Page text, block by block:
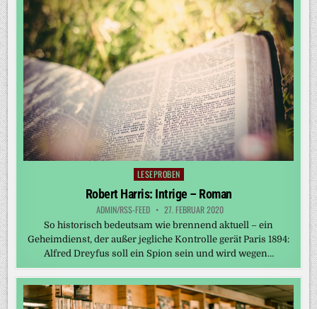
Posted
in
LESEPROBEN
Robert Harris: Intrige – Roman
ADMIN/RSS-FEED 27. FEBRUAR 2020
So historisch bedeutsam wie brennend aktuell – ein
Geheimdienst, der außer jegliche Kontrolle gerät Paris 1894:
Alfred Dreyfus soll ein Spion sein und wird wegen…